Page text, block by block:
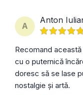
A
Anton
Recomand
cu o puternică
doresc să se lase
nostalgie și artă.